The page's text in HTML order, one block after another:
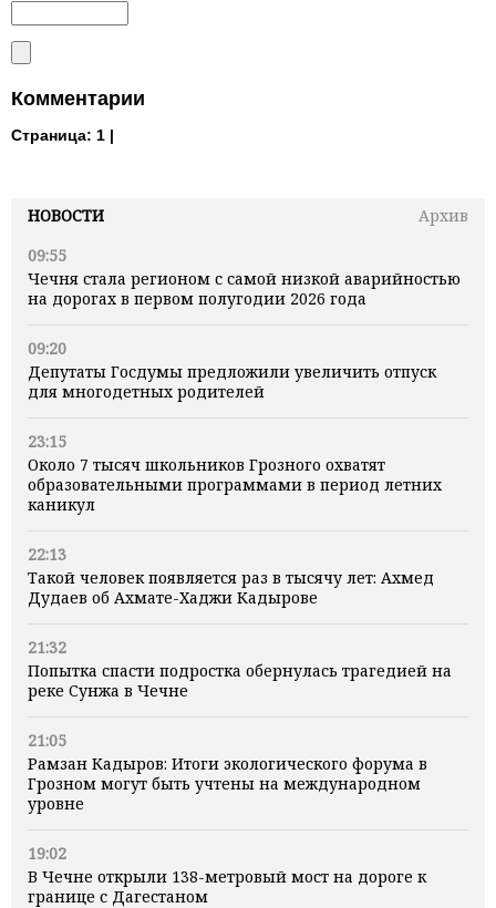
НОВОСТИ
Архив
09:55
Чечня стала регионом с самой низкой аварийностью
на дорогах в первом полугодии 2026 года
09:20
Депутаты Госдумы предложили увеличить отпуск
для многодетных родителей
23:15
Около 7 тысяч школьников Грозного охватят
образовательными программами в период летних
каникул
22:13
Такой человек появляется раз в тысячу лет: Ахмед
Дудаев об Ахмате-Хаджи Кадырове
21:32
Попытка спасти подростка обернулась трагедией на
реке Сунжа в Чечне
21:05
Рамзан Кадыров: Итоги экологического форума в
Грозном могут быть учтены на международном
уровне
19:02
В Чечне открыли 138-метровый мост на дороге к
границе с Дагестаном
Комментарии
Страница: 1 |